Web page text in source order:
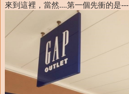
來到這裡，當然....第一個先衝的是---